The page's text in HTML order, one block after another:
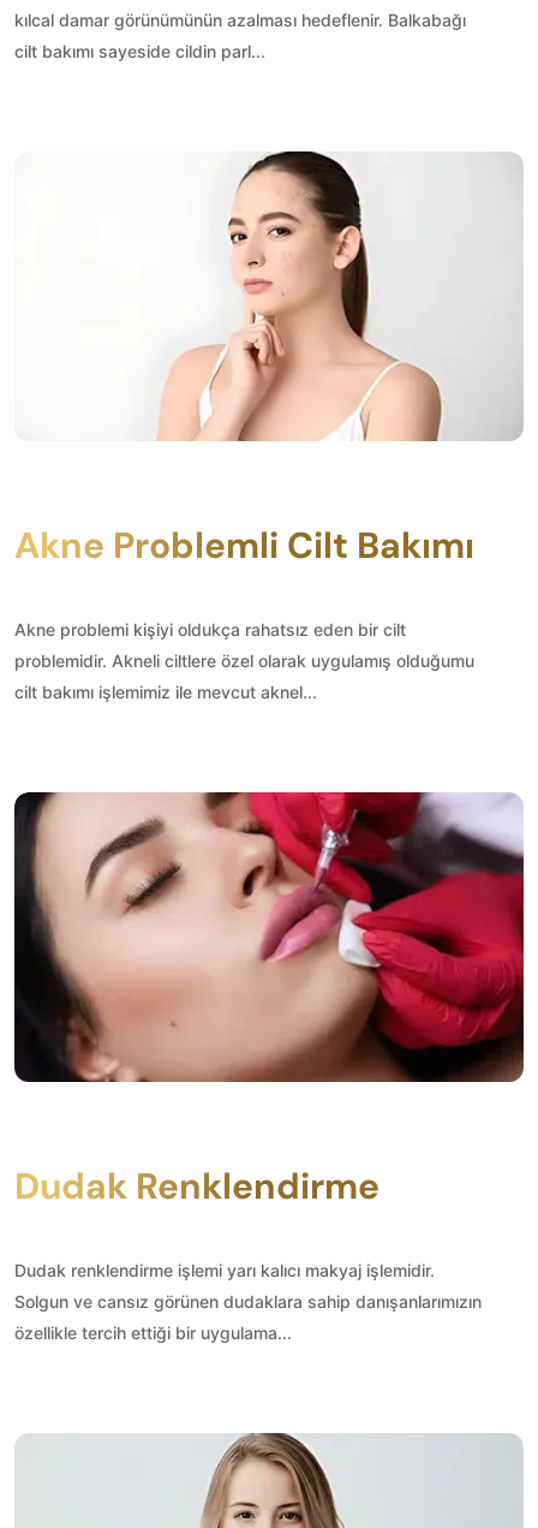
kılcal damar görünümünün azalması hedeflenir. Balkabağı
cilt bakımı sayeside cildin parl...
Akne Problemli Cilt Bakımı
Akne problemi kişiyi oldukça rahatsız eden bir cilt
problemidir. Akneli ciltlere özel olarak uygulamış olduğumu
cilt bakımı işlemimiz ile mevcut aknel...
Dudak Renklendirme
Dudak renklendirme işlemi yarı kalıcı makyaj işlemidir.
Solgun ve cansız görünen dudaklara sahip danışanlarımızın
özellikle tercih ettiği bir uygulama...